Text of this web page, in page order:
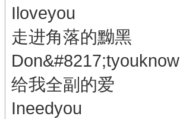
Iloveyou
走进角落的黝黑
Don&#8217;tyouknow
给我全副的爱
Ineedyou